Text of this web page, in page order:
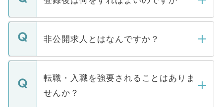
ご登録いただきましたら、弊社担当者がご
登録内容を確認し、その後メールもしくは
ます。通常、5営業日以内にはご連絡をせて
いただきますので、しばらくお待ちくださ
非公開求人とはなんですか？
マイナビDOCTORで取り扱っている求人の
うち約3割は、Webサイトからご覧いただ
けない「非公開求人」です。非公開求人は
下記の理由によって、一般には公開してい
転職・入職を強要されることはありま
せんか？